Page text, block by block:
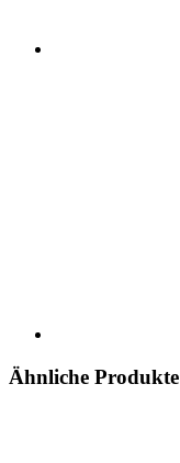
Ähnliche Produkte